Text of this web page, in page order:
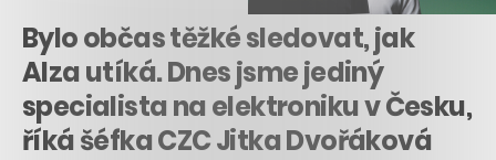
Bylo občas těžké sledovat, jak
Alza utíká. Dnes jsme jediný
specialista na elektroniku v Česku,
říká šéfka CZC Jitka Dvořáková